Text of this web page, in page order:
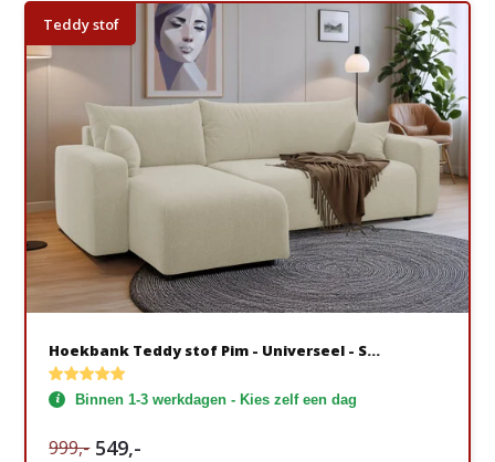
Teddy stof
Hoekbank Teddy stof Pim - Universeel - S...
Binnen 1-3 werkdagen - Kies zelf een dag
999,- 549,-